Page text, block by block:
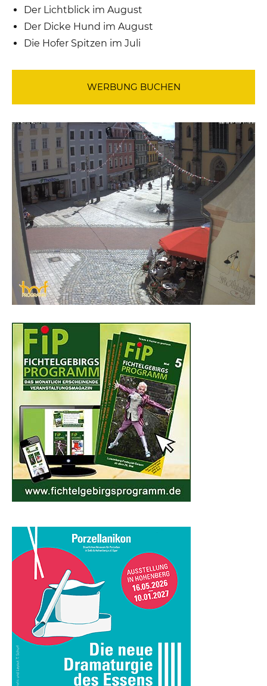
Der Lichtblick im August
Der Dicke Hund im August
Die Hofer Spitzen im Juli
WERBUNG BUCHEN